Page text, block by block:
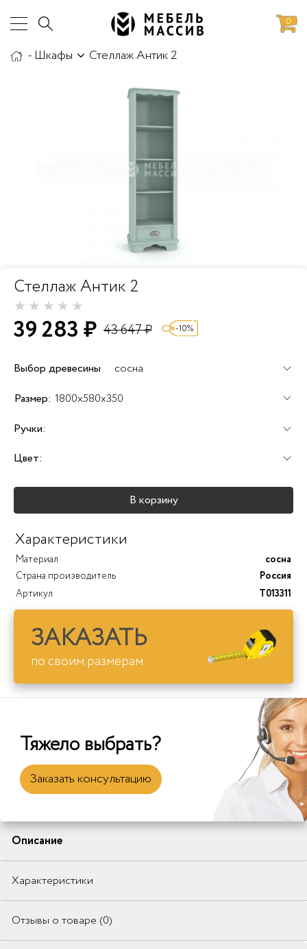
Доставка и сборка
0
- Шкафы Стеллаж Антик 2
Стеллаж Антик 2
39 283 ₽ 43 647 ₽ -10%
Выбор древесины сосна
Размер: 1800x580x350
Ручки:
Цвет:
В корзину
Характеристики
Материал
сосна
Страна производитель
Россия
Артикул
T013311
ЗАКАЗАТЬ
по своим размерам
Тяжело выбрать?
Заказать консультацию
Описание
Характеристики
Отзывы о товаре (0)